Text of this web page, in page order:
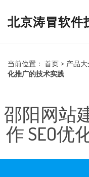
北京涛冒软件
当前位置： 首页 > 产品大
化推广的技术实践
邵阳网站
作 SEO优